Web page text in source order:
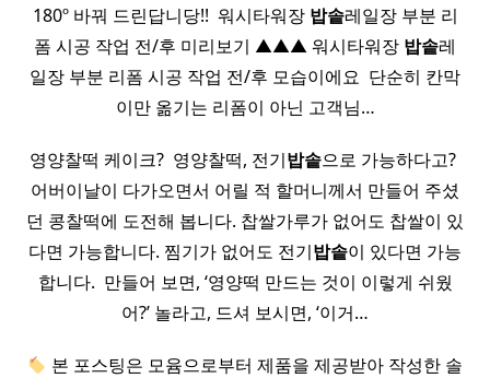
180º 바꿔 드린답니당!!​ ​ 워시타워장 밥솥레일장 부분 리
폼 시공 작업 전/후 미리보기 ▲▲▲ 워시타워장 밥솥레
일장 부분 리폼 시공 작업 전/후 모습이에요 ​ 단순히 칸막
이만 옮기는 리폼이 아닌 고객님…
영양찰떡 케이크? ​ 영양찰떡, 전기밥솥으로 가능하다고? ​
어버이날이 다가오면서 어릴 적 할머니께서 만들어 주셨
던 콩찰떡에 도전해 봅니다. 찹쌀가루가 없어도 찹쌀이 있
다면 가능합니다. 찜기가 없어도 전기밥솥이 있다면 가능
합니다. ​ 만들어 보면, ‘영양떡 만드는 것이 이렇게 쉬웠
어?’ 놀라고, 드셔 보시면, ‘이거…
본 포스팅은 모윰으로부터 제품을 제공받아 작성한 솔